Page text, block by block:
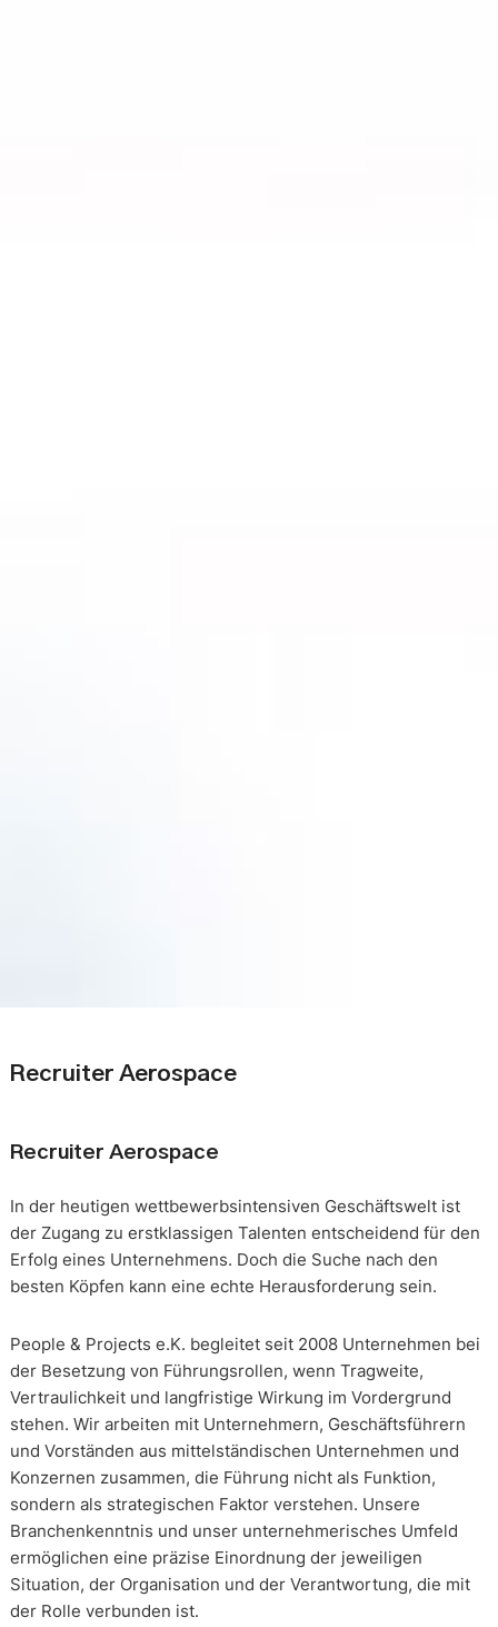
Recruiter Aerospace
Recruiter Aerospace
In der heutigen wettbewerbsintensiven Geschäftswelt ist
der Zugang zu erstklassigen Talenten entscheidend für den
Erfolg eines Unternehmens. Doch die Suche nach den
besten Köpfen kann eine echte Herausforderung sein.
People & Projects e.K. begleitet seit 2008 Unternehmen bei
der Besetzung von Führungsrollen, wenn Tragweite,
Vertraulichkeit und langfristige Wirkung im Vordergrund
stehen. Wir arbeiten mit Unternehmern, Geschäftsführern
und Vorständen aus mittelständischen Unternehmen und
Konzernen zusammen, die Führung nicht als Funktion,
sondern als strategischen Faktor verstehen. Unsere
Branchenkenntnis und unser unternehmerisches Umfeld
ermöglichen eine präzise Einordnung der jeweiligen
Situation, der Organisation und der Verantwortung, die mit
der Rolle verbunden ist.